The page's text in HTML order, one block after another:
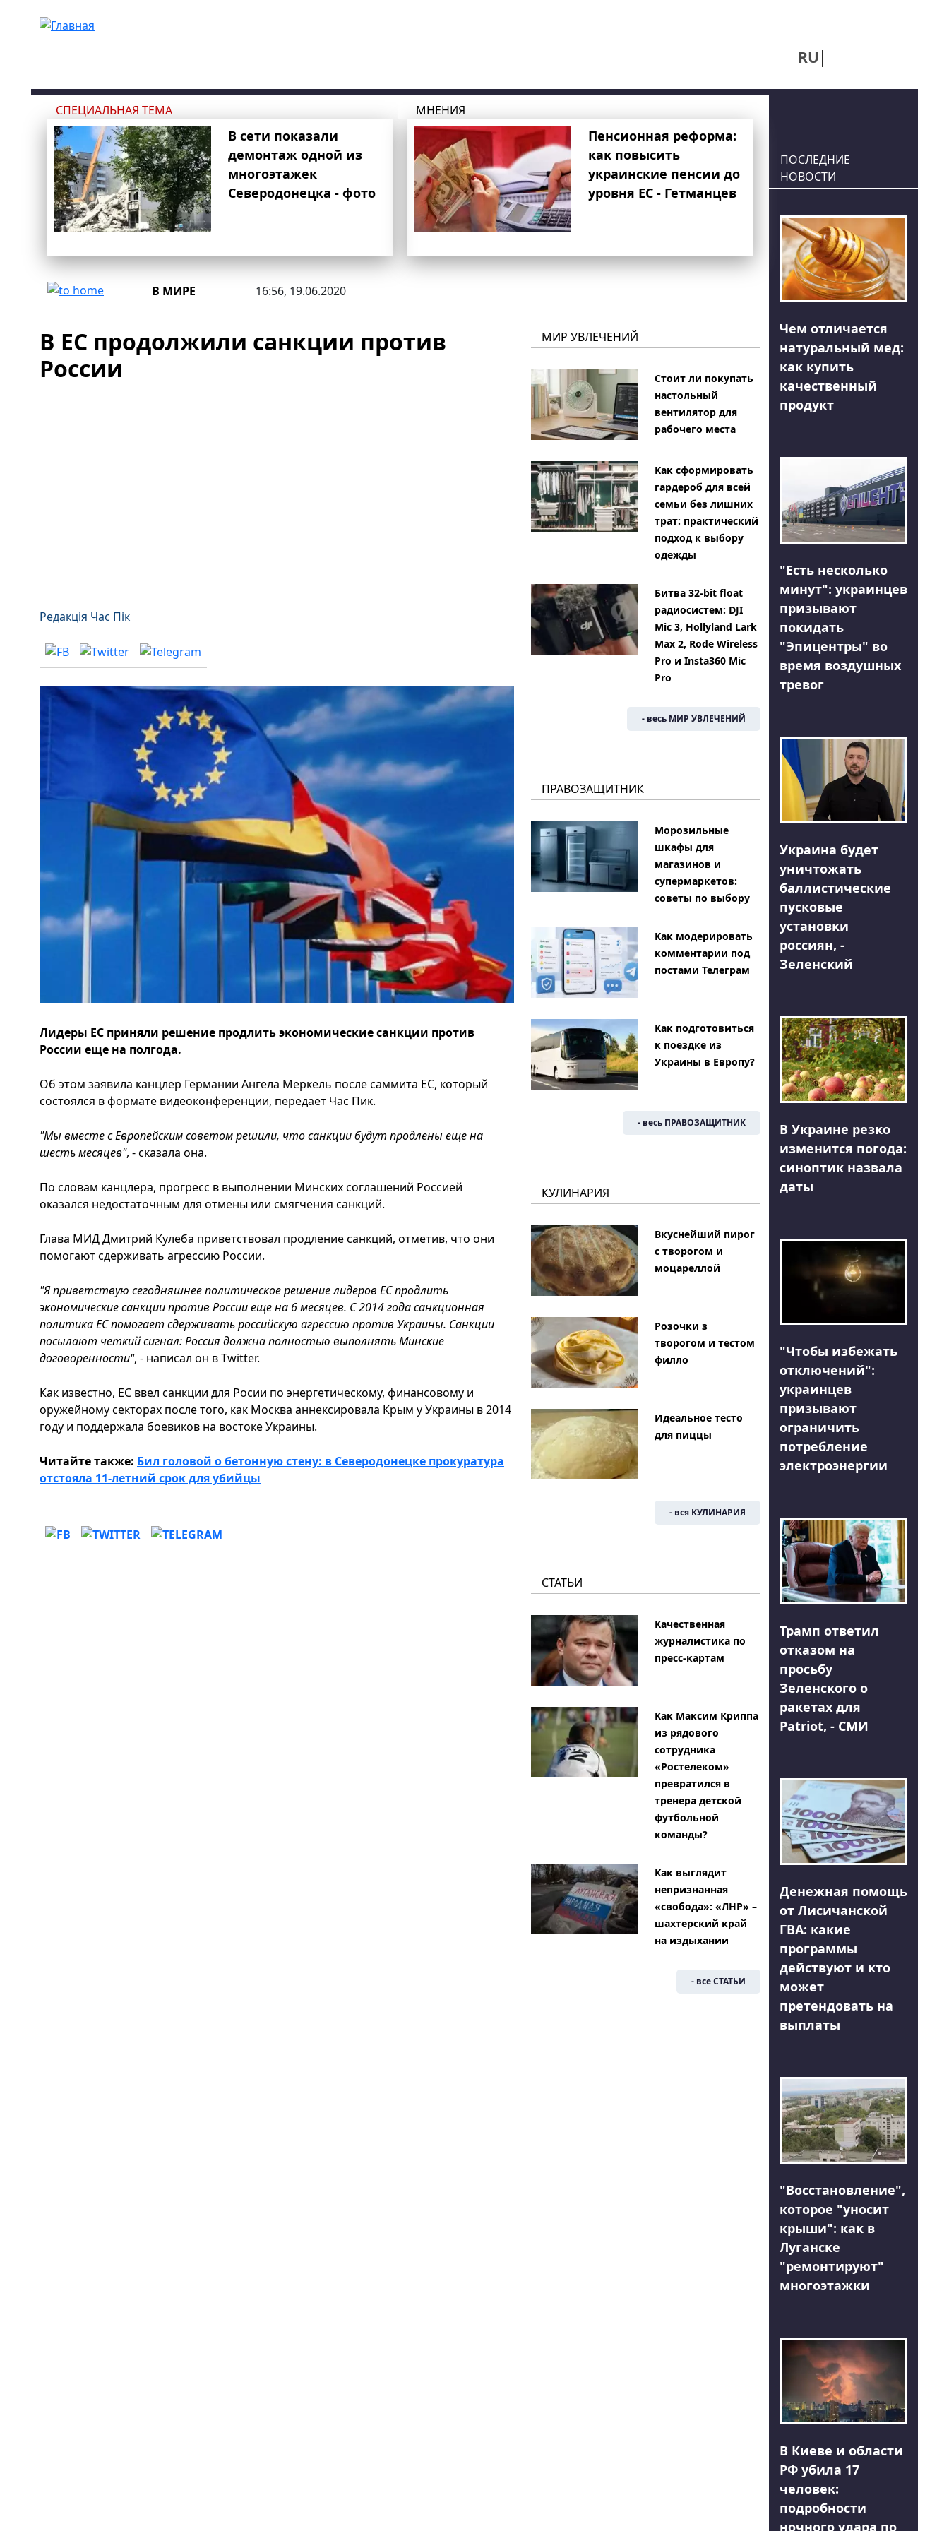
RU
СПЕЦИАЛЬНАЯ ТЕМА
В сети показали
демонтаж одной из
многоэтажек
Северодонецка - фото
МНЕНИЯ
Пенсионная реформа:
как повысить
украинские пенсии до
уровня ЕС - Гетманцев
В МИРЕ 16:56, 19.06.2020
В ЕС продолжили санкции против
России
Редакція Час Пік
Лидеры ЕС приняли решение продлить экономические санкции против
России еще на полгода.
Об этом заявила канцлер Германии Ангела Меркель после саммита ЕС, который
состоялся в формате видеоконференции, передает Час Пик.
"Мы вместе с Европейским советом решили, что санкции будут продлены еще на
шесть месяцев", - сказала она.
По словам канцлера, прогресс в выполнении Минских соглашений Россией
оказался недостаточным для отмены или смягчения санкций.
Глава МИД Дмитрий Кулеба приветствовал продление санкций, отметив, что они
помогают сдерживать агрессию России.
"Я приветствую сегодняшнее политическое решение лидеров ЕС продлить
экономические санкции против России еще на 6 месяцев. С 2014 года санкционная
политика ЕС помогает сдерживать российскую агрессию против Украины. Санкции
посылают четкий сигнал: Россия должна полностью выполнять Минские
договоренности", - написал он в Twitter.
Как известно, ЕС ввел санкции для Росии по энергетическому, финансовому и
оружейному секторах после того, как Москва аннексировала Крым у Украины в 2014
году и поддержала боевиков на востоке Украины.
Читайте также: Бил головой о бетонную стену: в Северодонецке прокуратура
отстояла 11-летний срок для убийцы
МИР УВЛЕЧЕНИЙ
Стоит ли покупать
настольный
вентилятор для
рабочего места
Как сформировать
гардероб для всей
семьи без лишних
трат: практический
подход к выбору
одежды
Битва 32-bit float
радиосистем: DJI
Mic 3, Hollyland Lark
Max 2, Rode Wireless
Pro и Insta360 Mic
Pro
- весь МИР УВЛЕЧЕНИЙ
ПРАВОЗАЩИТНИК
Морозильные
шкафы для
магазинов и
супермаркетов:
советы по выбору
Как модерировать
комментарии под
постами Телеграм
Как подготовиться
к поездке из
Украины в Европу?
- весь ПРАВОЗАЩИТНИК
КУЛИНАРИЯ
Вкуснейший пирог
с творогом и
моцареллой
Розочки з
творогом и тестом
филло
Идеальное тесто
для пиццы
- вся КУЛИНАРИЯ
СТАТЬИ
Качественная
журналистика по
пресс-картам
Как Максим Криппа
из рядового
сотрудника
«Ростелеком»
превратился в
тренера детской
футбольной
команды?
Как выглядит
непризнанная
«свобода»: «ЛНР» –
шахтерский край
на издыхании
- все СТАТЬИ
ПОСЛЕДНИЕ
НОВОСТИ
Чем отличается
натуральный мед:
как купить
качественный
продукт
"Есть несколько
минут": украинцев
призывают
покидать
"Эпицентры" во
время воздушных
тревог
Украина будет
уничтожать
баллистические
пусковые
установки
россиян, -
Зеленский
В Украине резко
изменится погода:
синоптик назвала
даты
"Чтобы избежать
отключений":
украинцев
призывают
ограничить
потребление
электроэнергии
Трамп ответил
отказом на
просьбу
Зеленского о
ракетах для
Patriot, - СМИ
Денежная помощь
от Лисичанской
ГВА: какие
программы
действуют и кто
может
претендовать на
выплаты
"Восстановление",
которое "уносит
крыши": как в
Луганске
"ремонтируют"
многоэтажки
В Киеве и области
РФ убила 17
человек:
подробности
ночного удара по